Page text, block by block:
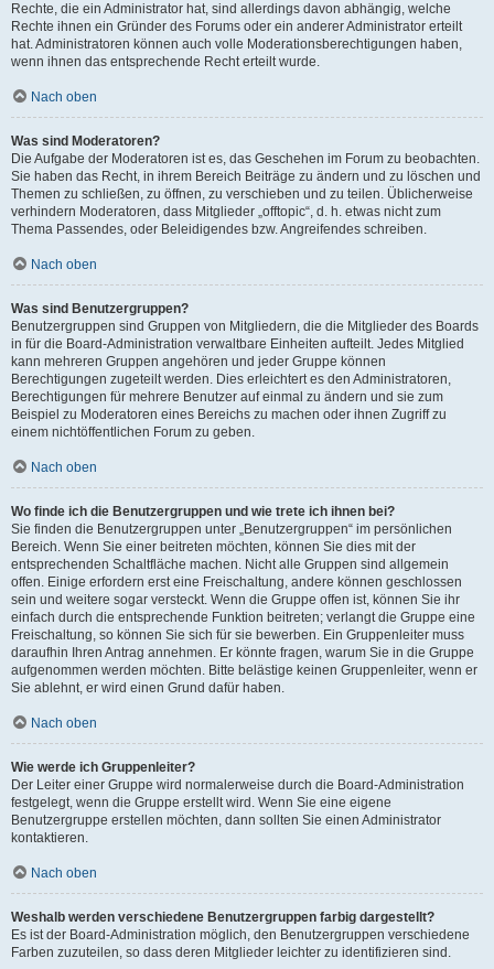
Rechte, die ein Administrator hat, sind allerdings davon abhängig, welche
Rechte ihnen ein Gründer des Forums oder ein anderer Administrator erteilt
hat. Administratoren können auch volle Moderationsberechtigungen haben,
wenn ihnen das entsprechende Recht erteilt wurde.
Nach oben
Was sind Moderatoren?
Die Aufgabe der Moderatoren ist es, das Geschehen im Forum zu beobachten.
Sie haben das Recht, in ihrem Bereich Beiträge zu ändern und zu löschen und
Themen zu schließen, zu öffnen, zu verschieben und zu teilen. Üblicherweise
verhindern Moderatoren, dass Mitglieder „offtopic“, d. h. etwas nicht zum
Thema Passendes, oder Beleidigendes bzw. Angreifendes schreiben.
Nach oben
Was sind Benutzergruppen?
Benutzergruppen sind Gruppen von Mitgliedern, die die Mitglieder des Boards
in für die Board-Administration verwaltbare Einheiten aufteilt. Jedes Mitglied
kann mehreren Gruppen angehören und jeder Gruppe können
Berechtigungen zugeteilt werden. Dies erleichtert es den Administratoren,
Berechtigungen für mehrere Benutzer auf einmal zu ändern und sie zum
Beispiel zu Moderatoren eines Bereichs zu machen oder ihnen Zugriff zu
einem nichtöffentlichen Forum zu geben.
Nach oben
Wo finde ich die Benutzergruppen und wie trete ich ihnen bei?
Sie finden die Benutzergruppen unter „Benutzergruppen“ im persönlichen
Bereich. Wenn Sie einer beitreten möchten, können Sie dies mit der
entsprechenden Schaltfläche machen. Nicht alle Gruppen sind allgemein
offen. Einige erfordern erst eine Freischaltung, andere können geschlossen
sein und weitere sogar versteckt. Wenn die Gruppe offen ist, können Sie ihr
einfach durch die entsprechende Funktion beitreten; verlangt die Gruppe eine
Freischaltung, so können Sie sich für sie bewerben. Ein Gruppenleiter muss
daraufhin Ihren Antrag annehmen. Er könnte fragen, warum Sie in die Gruppe
aufgenommen werden möchten. Bitte belästige keinen Gruppenleiter, wenn er
Sie ablehnt, er wird einen Grund dafür haben.
Nach oben
Wie werde ich Gruppenleiter?
Der Leiter einer Gruppe wird normalerweise durch die Board-Administration
festgelegt, wenn die Gruppe erstellt wird. Wenn Sie eine eigene
Benutzergruppe erstellen möchten, dann sollten Sie einen Administrator
kontaktieren.
Nach oben
Weshalb werden verschiedene Benutzergruppen farbig dargestellt?
Es ist der Board-Administration möglich, den Benutzergruppen verschiedene
Farben zuzuteilen, so dass deren Mitglieder leichter zu identifizieren sind.